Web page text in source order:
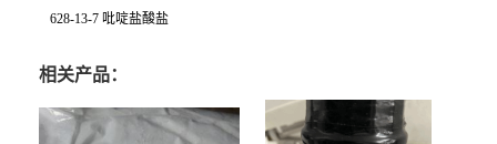
628-13-7 吡啶盐酸盐
相关产品：